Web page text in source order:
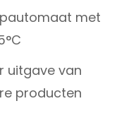
met
uitgave van
producten